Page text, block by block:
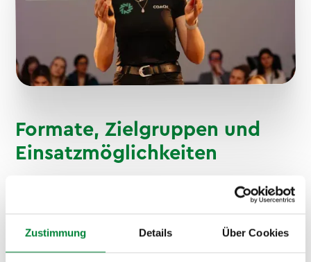
Zustimmung Details Über Cookies
Formate, Zielgruppen und
Einsatzmöglichkeiten
Dieser Vortrag richtet sich primär an Frauen zwischen
40 und 60 Jahren im Berufsleben. Er eignet sich
Führungskräfte, die das Thema im Unternehmen
verankern möchten. Besonders wirkungsvoll ist er als